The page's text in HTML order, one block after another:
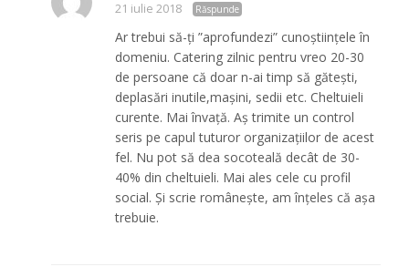
21 iulie 2018 Răspunde
Ar trebui să-ți ”aprofundezi” cunoștiințele în
domeniu. Catering zilnic pentru vreo 20-30
de persoane că doar n-ai timp să gătești,
deplasări inutile,mașini, sedii etc. Cheltuieli
curente. Mai învață. Aș trimite un control
seris pe capul tuturor organizațiilor de acest
fel. Nu pot să dea socoteală decât de 30-
40% din cheltuieli. Mai ales cele cu profil
social. Și scrie românește, am înțeles că așa
trebuie.